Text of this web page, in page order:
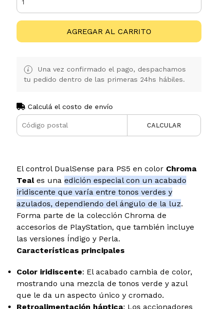
AGREGAR AL CARRITO
Una vez confirmado el pago, despachamos
tu pedido dentro de las primeras 24hs hábiles.
Calculá el costo de envío
CALCULAR
El control DualSense para PS5 en color Chroma
Teales una edición especial con un acabado
iridiscente que varía entre tonos verdes y
azulados, dependiendo del ángulo de la luz.
Forma parte de la colección Chroma de
accesorios de PlayStation, que también incluye
las versiones Índigo y Perla.
Características principales
Color iridiscente: El acabado cambia de color,
mostrando una mezcla de tonos verde y azul
que le da un aspecto único y cromado.
Retroalimentación háptica: Los accionadores